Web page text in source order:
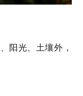
阳光、土壤外，